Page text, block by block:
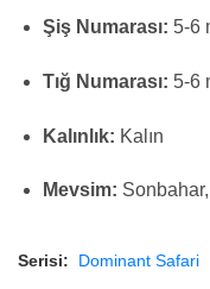
Şiş Numarası: 5-6
Tığ Numarası: 5-6
Kalınlık: Kalın
Mevsim:
Serisi: Dominant Safari